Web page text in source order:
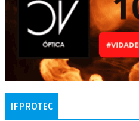
IFPROTEC